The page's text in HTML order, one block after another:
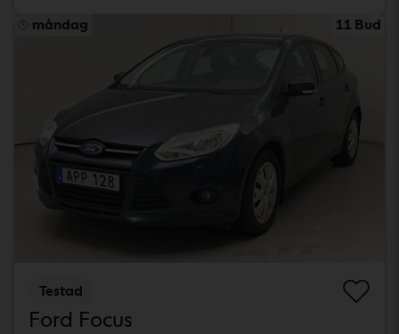
måndag 11 Bud
Testad
Ford Focus